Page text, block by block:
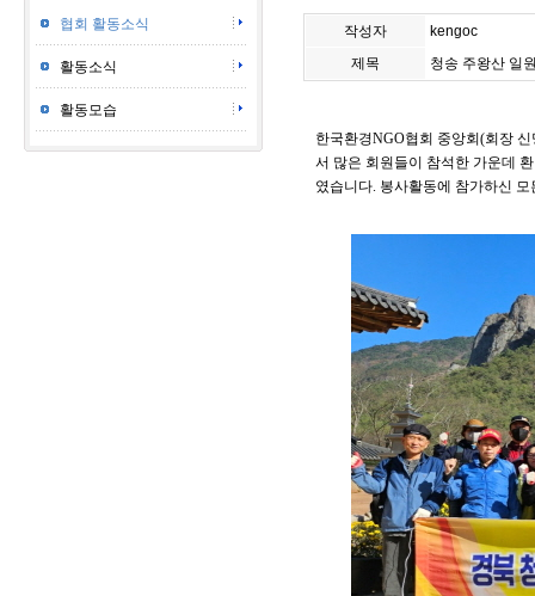
협회 활동소식
활동소식
활동모습
작성자
kengoc
제목
청송 주왕산 일
한국환경NGO협회 중앙회(회장
서 많은 회원들이 참석한 가운데
였습니다. 봉사활동에 참가하신